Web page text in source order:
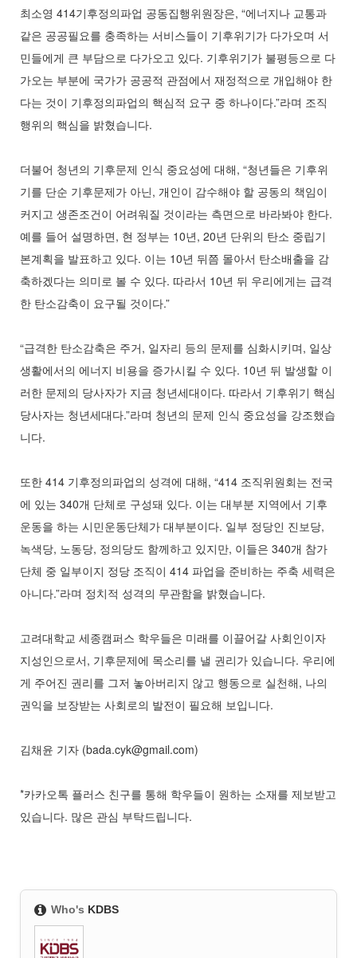
최소영 414기후정의파업 공동집행위원장은, “에너지나 교통과
같은 공공필요를 충족하는 서비스들이 기후위기가 다가오며 서
민들에게 큰 부담으로 다가오고 있다. 기후위기가 불평등으로 다
가오는 부분에 국가가 공공적 관점에서 재정적으로 개입해야 한
다는 것이 기후정의파업의 핵심적 요구 중 하나이다.”라며 조직
행위의 핵심을 밝혔습니다.
더불어 청년의 기후문제 인식 중요성에 대해, “청년들은 기후위
기를 단순 기후문제가 아닌, 개인이 감수해야 할 공동의 책임이
커지고 생존조건이 어려워질 것이라는 측면으로 바라봐야 한다.
예를 들어 설명하면, 현 정부는 10년, 20년 단위의 탄소 중립기
본계획을 발표하고 있다. 이는 10년 뒤쯤 몰아서 탄소배출을 감
축하겠다는 의미로 볼 수 있다. 따라서 10년 뒤 우리에게는 급격
한 탄소감축이 요구될 것이다.”
“급격한 탄소감축은 주거, 일자리 등의 문제를 심화시키며, 일상
생활에서의 에너지 비용을 증가시킬 수 있다. 10년 뒤 발생할 이
러한 문제의 당사자가 지금 청년세대이다. 따라서 기후위기 핵심
당사자는 청년세대다.”라며 청년의 문제 인식 중요성을 강조했습
니다.
또한 414 기후정의파업의 성격에 대해, “414 조직위원회는 전국
에 있는 340개 단체로 구성돼 있다. 이는 대부분 지역에서 기후
운동을 하는 시민운동단체가 대부분이다. 일부 정당인 진보당,
녹색당, 노동당, 정의당도 함께하고 있지만, 이들은 340개 참가
단체 중 일부이지 정당 조직이 414 파업을 준비하는 주축 세력은
아니다.”라며 정치적 성격의 무관함을 밝혔습니다.
고려대학교 세종캠퍼스 학우들은 미래를 이끌어갈 사회인이자
지성인으로서, 기후문제에 목소리를 낼 권리가 있습니다. 우리에
게 주어진 권리를 그저 놓아버리지 않고 행동으로 실천해, 나의
권익을 보장받는 사회로의 발전이 필요해 보입니다.
김채윤 기자 (bada.cyk@gmail.com)
*카카오톡 플러스 친구를 통해 학우들이 원하는 소재를 제보받고
있습니다. 많은 관심 부탁드립니다.
Who's KDBS